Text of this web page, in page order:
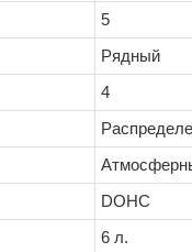
5
Рядный
4
DOHC
6 л.